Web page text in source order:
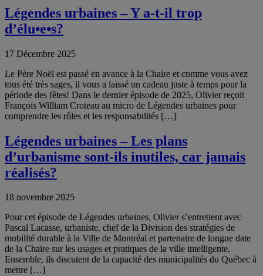
Légendes urbaines – Y a-t-il trop
d’élu•e•s?
17 Décembre 2025
Le Père Noël est passé en avance à la Chaire et comme vous avez
tous été très sages, il vous a laissé un cadeau juste à temps pour la
période des fêtes! Dans le dernier épisode de 2025, Olivier reçoit
François William Croteau au micro de Légendes urbaines pour
comprendre les rôles et les responsabilités […]
Légendes urbaines – Les plans
d’urbanisme sont-ils inutiles, car jamais
réalisés?
18 novembre 2025
Pour cet épisode de Légendes urbaines, Olivier s’entretient avec
Pascal Lacasse, urbaniste, chef de la Division des stratégies de
mobilité durable à la Ville de Montréal et partenaire de longue date
de la Chaire sur les usages et pratiques de la ville intelligente.
Ensemble, ils discutent de la capacité des municipalités du Québec à
mettre […]